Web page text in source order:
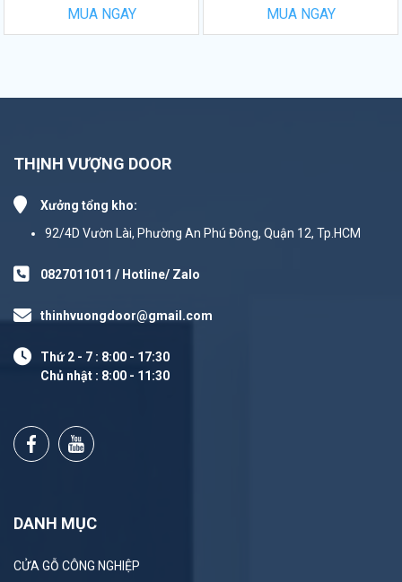
MUA NGAY MUA NGAY
THỊNH VƯỢNG DOOR
Xưởng tổng kho:
92/4D Vườn Lài, Phường An Phú Đông, Quận 12, Tp.HCM
0827011011 / Hotline/ Zalo
thinhvuongdoor@gmail.com
Thứ 2 - 7 : 8:00 - 17:30
Chủ nhật : 8:00 - 11:30
DANH MỤC
CỬA GỖ CÔNG NGHIỆP